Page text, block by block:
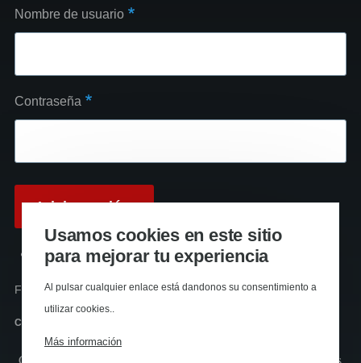
Nombre de usuario
Contraseña
Reinicializar su contraseña
Funciona conDrupal
Canal RSS
Copyright © La huella roja Almería (2024). Todos los derechos
Usamos cookies en este sitio
para mejorar tu experiencia
Al pulsar cualquier enlace está dandonos su consentimiento a
utilizar cookies..
Más información